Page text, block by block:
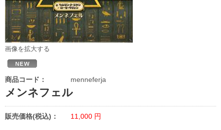
画像を拡大する
商品コード： menneferja
メンネフェル
販売価格(税込)： 11,000 円